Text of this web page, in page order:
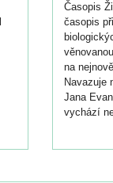
Časopis
časopis
na
Navazuje
Jana
vychází